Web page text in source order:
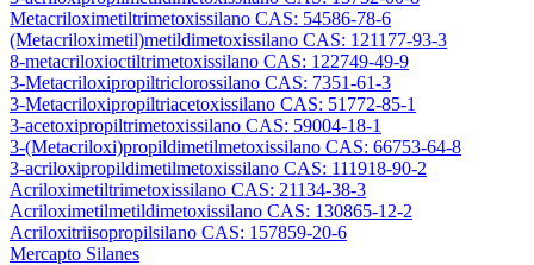
Metacriloximetiltrimetoxissilano CAS: 54586-78-6
(Metacriloximetil)metildimetoxissilano CAS: 121177-93-3
8-metacriloxioctiltrimetoxissilano CAS: 122749-49-9
3-Metacriloxipropiltriclorossilano CAS: 7351-61-3
3-Metacriloxipropiltriacetoxissilano CAS: 51772-85-1
3-acetoxipropiltrimetoxissilano CAS: 59004-18-1
3-(Metacriloxi)propildimetilmetoxissilano CAS: 66753-64-8
3-acriloxipropildimetilmetoxissilano CAS: 111918-90-2
Acriloximetiltrimetoxissilano CAS: 21134-38-3
Acriloximetilmetildimetoxissilano CAS: 130865-12-2
Acriloxitriisopropilsilano CAS: 157859-20-6
Mercapto Silanes